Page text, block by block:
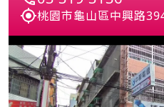
桃園市龜山區中興路